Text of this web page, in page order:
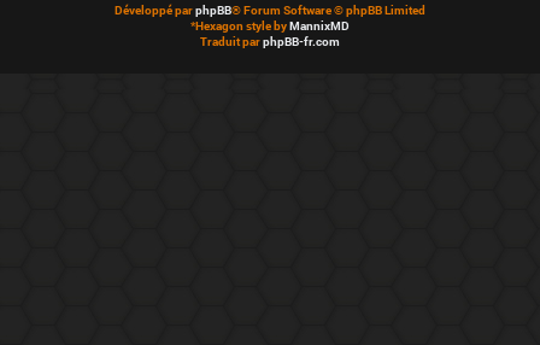
Développé parphpBB® Forum Software © phpBB Limited
*Hexagon style byMannixMD
Traduit parphpBB-fr.com